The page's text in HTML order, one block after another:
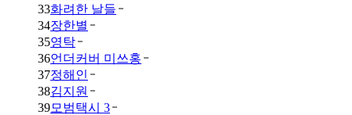
33화려한 날들
34장한별
35영탁
36언더커버 미쓰홍
37정해인
38김지원
39모범택시 3